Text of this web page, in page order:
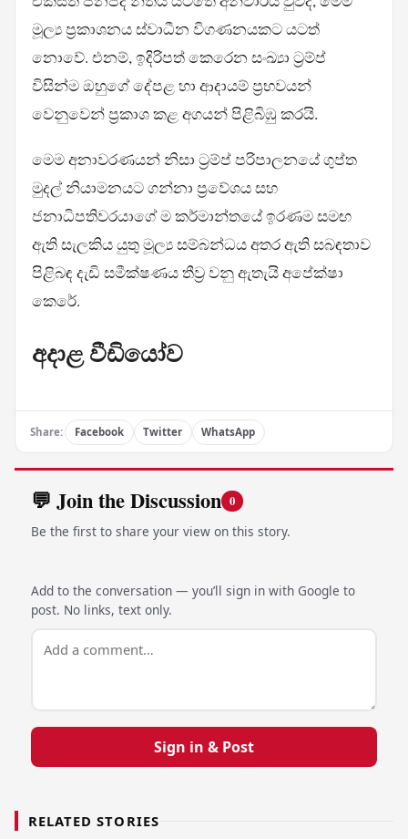
මූල්‍ය ප්‍රකාශනය ස්වාධීන විගණනයකට යටත්
නොවේ. එනම්, ඉදිරිපත් කෙරෙන සංඛ්‍යා ට්‍රම්ප්
විසින්ම ඔහුගේ දේපළ හා ආදායම් ප්‍රභවයන්
වෙනුවෙන් ප්‍රකාශ කළ අගයන් පිළිබිඹු කරයි.
මෙම අනාවරණයන් නිසා ට්‍රම්ප් පරිපාලනයේ ගුප්ත
මුදල් නියාමනයට ගන්නා ප්‍රවේශය සහ
ජනාධිපතිවරයාගේ ම කර්මාන්තයේ ඉරණම සමඟ
ඇති සැලකිය යුතු මූල්‍ය සම්බන්ධය අතර ඇති සබඳතාව
පිළිබඳ දැඩි සමීක්ෂණය තීව්‍ර වනු ඇතැයි අපේක්ෂා
කෙරේ.
අදාළ වීඩියෝව
Share: Facebook Twitter WhatsApp
💬 Join the Discussion 0
Be the first to share your view on this story.
Add to the conversation — you’ll sign in with Google to
post. No links, text only.
Sign in & Post
RELATED STORIES